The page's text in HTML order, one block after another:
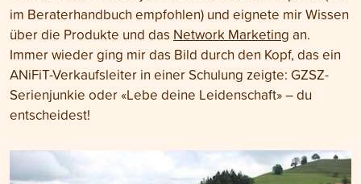
im Beraterhandbuch empfohlen) und eignete mir Wissen
über die Produkte und das Network Marketing an.
Immer wieder ging mir das Bild durch den Kopf, das ein
ANiFiT-Verkaufsleiter in einer Schulung zeigte: GZSZ-
Serienjunkie oder «Lebe deine Leidenschaft» – du
entscheidest!